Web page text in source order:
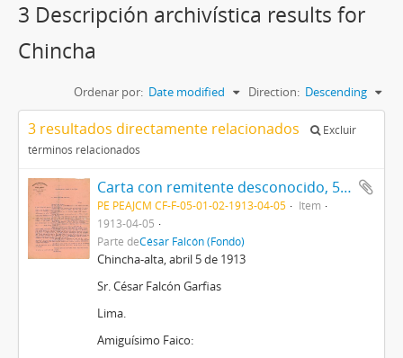
3 Descripción archivística results for
Chincha
Ordenar por: Date modified Direction: Descending
3 resultados directamente relacionados
Excluir
términos relacionados
Carta con remitente desconocido, 5/4/1913
PE PEAJCM CF-F-05-01-02-1913-04-05
Item
1913-04-05
Parte deCésar Falcón (Fondo)
Chincha-alta, abril 5 de 1913
Sr. César Falcón Garfias
Lima.
Amiguísimo Faico: